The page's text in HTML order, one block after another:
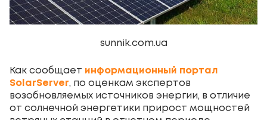
sunnik.com.ua
Как сообщает информационный портал
SolarServer, по оценкам экспертов
возобновляемых источников энергии, в отличие
от солнечной энергетики прирост мощностей